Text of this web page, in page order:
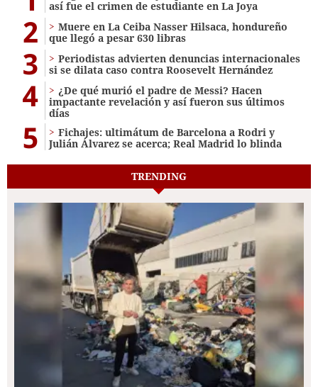
así fue el crimen de estudiante en La Joya
2
Muere en La Ceiba Nasser Hilsaca, hondureño
que llegó a pesar 630 libras
3
Periodistas advierten denuncias internacionales
si se dilata caso contra Roosevelt Hernández
4
¿De qué murió el padre de Messi? Hacen
impactante revelación y así fueron sus últimos
días
5
Fichajes: ultimátum de Barcelona a Rodri y
Julián Álvarez se acerca; Real Madrid lo blinda
TRENDING